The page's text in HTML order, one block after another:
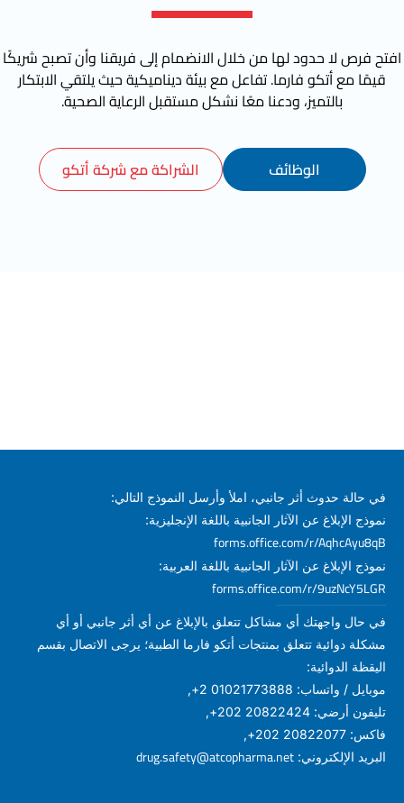
افتح فرص لا حدود لها من خلال الانضمام إلى فريقنا وأن تصبح شريكًا
قيمًا مع أتكو فارما. تفاعل مع بيئة ديناميكية حيث يلتقي الابتكار
بالتميز، ودعنا معًا نشكل مستقبل الرعاية الصحية.
الوظائف الشراكة مع شركة أتكو
في حالة حدوث أثر جانبي، املأ وأرسل النموذج التالي:
نموذج الإبلاغ عن الآثار الجانبية باللغة الإنجليزية:
forms.office.com/r/AqhcAyu8qB
نموذج الإبلاغ عن الآثار الجانبية باللغة العربية:
forms.office.com/r/9uzNcY5LGR
في حال واجهتك أي مشاكل تتعلق بالإبلاغ عن أي أثر جانبي أو أي
مشكلة دوائية تتعلق بمنتجات أتكو فارما الطبية؛ يرجى الاتصال بقسم
اليقظة الدوائية:
موبايل / واتساب: 01021773888 2+,
تليفون أرضي: 20822424 202+,
فاكس: 20822077 202+,
البريد الإلكتروني: drug.safety@atcopharma.net